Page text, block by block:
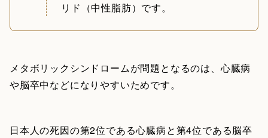
リド（中性脂肪）です。
メタボリックシンドロームが問題となるのは、心臓病
や脳卒中などになりやすいためです。
日本人の死因の第2位である心臓病と第4位である脳卒